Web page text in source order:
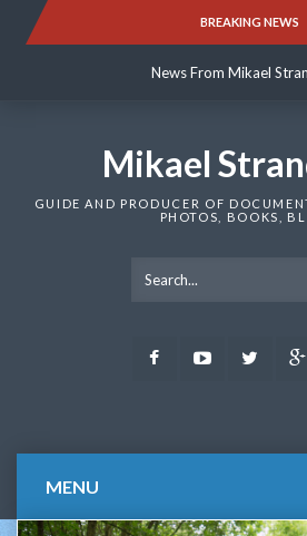
BREAKING NEWS
News From Mikael
News From Mikael
Mikael
GUIDE AND PRODUCER OF
PHOTOS, BOOKS,
FacebookYoutube
MENU